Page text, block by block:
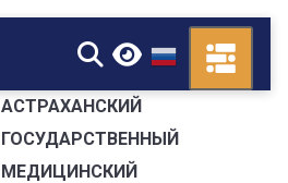
▼
АСТРАХАНСКИЙ
ГОСУДАРСТВЕННЫЙ
МЕДИЦИНСКИЙ